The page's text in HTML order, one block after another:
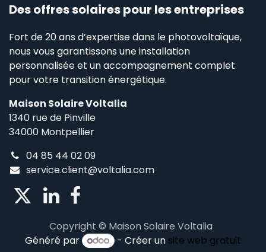
Des offres solaires pour les entreprises
Fort de 20 ans d’expertise dans le photovoltaïque,
nous vous garantissons une installation
personnalisée et un accompagnement complet
pour votre transition énergétique.
Maison Solaire Voltalia
1340 rue de Pinville
34000 Montpellier
04 85 44 02 09
service.client@voltalia.com
Copyright © Maison Solaire Voltalia
Généré par
- Créer un site web gratuit